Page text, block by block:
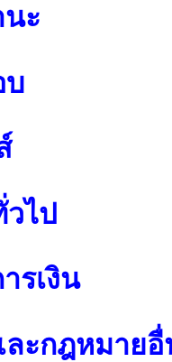
ะ
บ
ไป
รเงิน
ะกฎหมายอื่